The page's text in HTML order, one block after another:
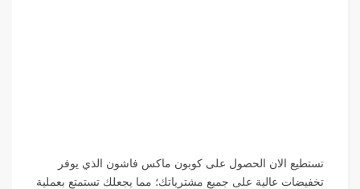
تستطيع الان الحصول على كوبون ماكس فاشون الذي يوفر
تخفيضات عالية على جميع مشترياتك؛ مما يجعلك تستمتع بعملية